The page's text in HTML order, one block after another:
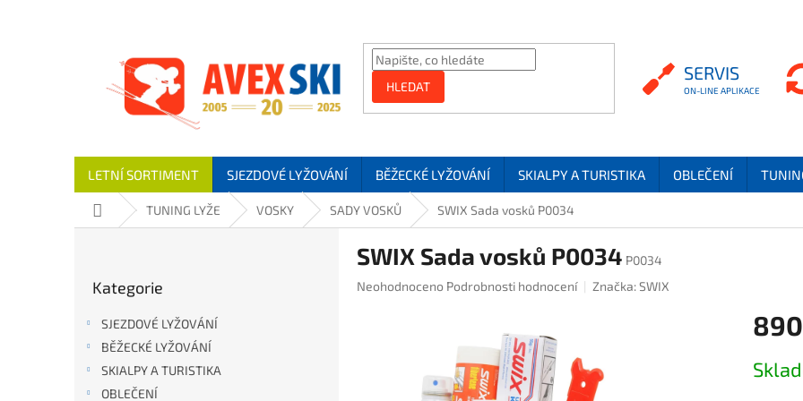
HLEDAT
SERVIS
SERVIS
LETNÍ SORTIMENT SJEZDOVÉ LYŽOVÁNÍ BĚŽECKÉ LYŽOVÁNÍ SKIALPY A TURISTIKA OBLEČENÍ
Domů TUNING LYŽE VOSKY SADY VOSKŮ SWIX Sada vosků P0034
Kategorie
SJEZDOVÉ LYŽOVÁNÍ
BĚŽECKÉ LYŽOVÁNÍ
SKIALPY A TURISTIKA
OBLEČENÍ
SWIX Sada vosků P0034 P0034
Průměrné hodnocení produktu je 0,0 z 5 hvězdiček.
Neohodnoceno Podrobnosti hodnocení Značka:SWIX